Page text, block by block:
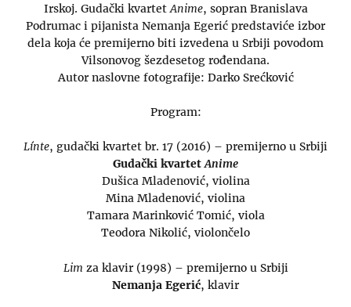
Irskoj. Gudački kvartet Anime, sopran Branislava
Podrumac i pijanista Nemanja Egerić predstaviće izbor
dela koja će premijerno biti izvedena u Srbiji povodom
Vilsonovog šezdesetog rođendana.
Autor naslovne fotografije: Darko Srećković
Program:
Línte, gudački kvartet br. 17 (2016) – premijerno u Srbiji
Gudački kvartetAnime
Dušica Mladenović, violina
Mina Mladenović, violina
Tamara Marinković Tomić, viola
Teodora Nikolić, violončelo
Lim za klavir (1998) – premijerno u Srbiji
Nemanja Egerić, klavir